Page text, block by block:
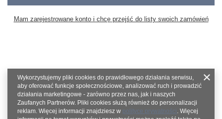
Mam zarejestrowane konto i chcę przejść do listy swoich zamówień
Wykorzystujemy pliki cookies do prawidłowego działania serwisu,
aby oferować funkcje społecznościowe, analizować ruch i prowadzić
działania marketingowe - zarówno przez nas, jak i naszych
Zaufanych Partnerów. Pliki cookies służą również do personalizacji
reklam. Więcej informacji znajdziesz w polityce prywatności. Więcej